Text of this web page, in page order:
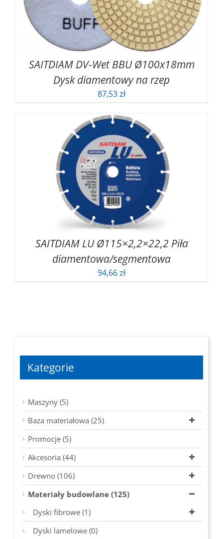
SAITDIAM DV-Wet BBU Ø100x18mm
Dysk diamentowy na rzep
87,53zł
SAITDIAM LU Ø115×2,2×22,2 Piła
diamentowa/segmentowa
94,66zł
Kategorie
Maszyny (5)
Baza materiałowa (25)
Promocje (5)
Akcesoria (44)
Drewno (106)
Materiały budowlane (125)
Dyski fibrowe (1)
Dyski lamelowe (0)